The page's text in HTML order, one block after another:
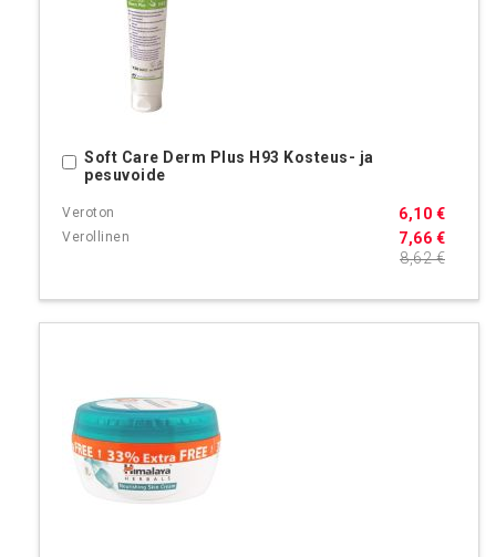
Soft Care Derm Plus H93 Kosteus- ja
pesuvoide
7,66 €
6,10 €
8,62 €
Ostoskoriin